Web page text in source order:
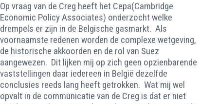
Op vraag van de Creg heeft het Cepa(Cambridge
Economic Policy Associates) onderzocht welke
drempels er zijn in de Belgische gasmarkt. Als
voornaamste redenen worden de complexe wetgeving,
de historische akkoorden en de rol van Suez
aangewezen. Dit lijken mij op zich geen opzienbarende
vaststellingen daar iedereen in België dezelfde
conclusies reeds lang heeft getrokken. Wat mij wel
opvalt in de communicatie van de Creg is dat er niet